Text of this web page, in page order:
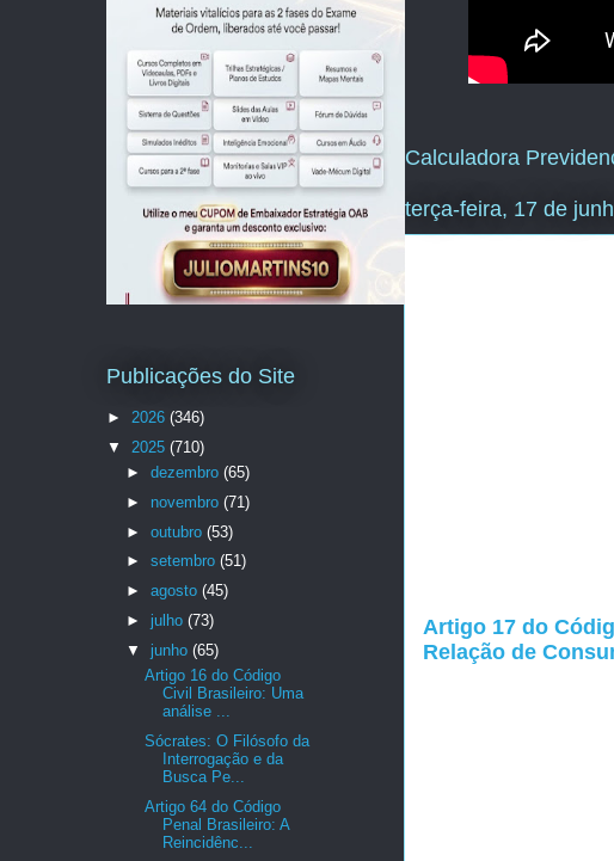
Calculadora
terça-feira, 17 de
Artigo 17 do
Relação de
Publicações do Site
► 2026 (346)
▼ 2025 (710)
► dezembro (65)
► novembro (71)
► outubro (53)
► setembro (51)
► agosto (45)
► julho (73)
▼ junho (65)
Artigo 16 do Código
Civil Brasileiro: Uma
análise ...
Sócrates: O Filósofo da
Interrogação e da
Busca Pe...
Artigo 64 do Código
Penal Brasileiro: A
Reincidênc...